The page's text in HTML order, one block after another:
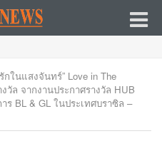
กในแสงจันทร์” Love in The
วัล จากงานประกาศรางวัล HUB
ร BL & GL ในประเทศบราซิล –